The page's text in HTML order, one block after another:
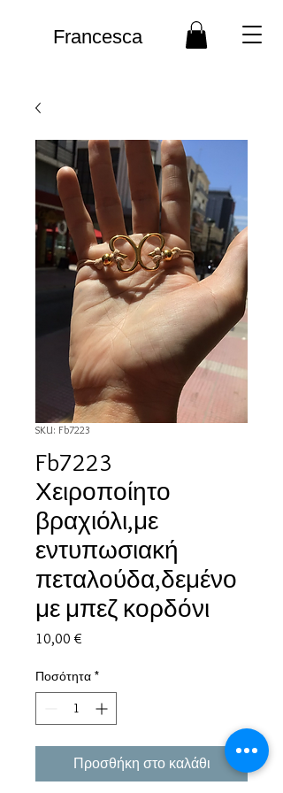
Francesca
SKU: Fb7223
Fb7223
Χειροποίητο
βραχιόλι,με
εντυπωσιακή
πεταλούδα,δεμένο
με μπεζ κορδόνι
10,00 €
Ποσότητα *
Προσθήκη στο καλάθι